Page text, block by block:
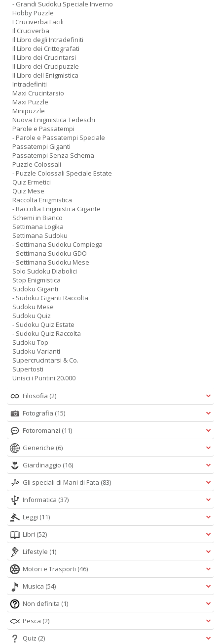
- Grandi Sudoku Speciale Inverno
Hobby Puzzle
I Cruciverba Facili
Il Cruciverba
Il Libro degli Intradefiniti
Il Libro dei Crittografati
Il Libro dei Crucintarsi
Il Libro dei Crucipuzzle
Il Libro dell Enigmistica
Intradefiniti
Maxi Crucintarsio
Maxi Puzzle
Minipuzzle
Nuova Enigmistica Tedeschi
Parole e Passatempi
- Parole e Passatempi Speciale
Passatempi Giganti
Passatempi Senza Schema
Puzzle Colossali
- Puzzle Colossali Speciale Estate
Quiz Ermetici
Quiz Mese
Raccolta Enigmistica
- Raccolta Enigmistica Gigante
Schemi in Bianco
Settimana Logika
Settimana Sudoku
- Settimana Sudoku Compiega
- Settimana Sudoku GDO
- Settimana Sudoku Mese
Solo Sudoku Diabolici
Stop Enigmistica
Sudoku Giganti
- Sudoku Giganti Raccolta
Sudoku Mese
Sudoku Quiz
- Sudoku Quiz Estate
- Sudoku Quiz Raccolta
Sudoku Top
Sudoku Varianti
Supercrucintarsi & Co.
Supertosti
Unisci i Puntini 20.000
Filosofia (2)
Fotografia (15)
Fotoromanzi (11)
Generiche (6)
Giardinaggio (16)
Gli speciali di Mani di Fata (83)
Informatica (37)
Leggi (11)
Libri (52)
Lifestyle (1)
Motori e Trasporti (46)
Musica (54)
Non definita (1)
Pesca (2)
Quiz (2)